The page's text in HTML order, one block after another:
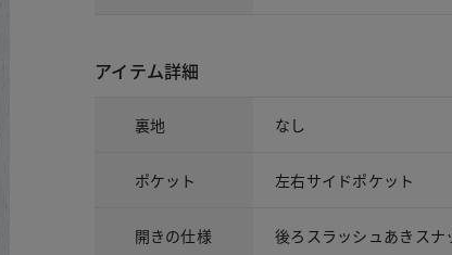
アイテム詳細
裏地 なし
ポケット 左右サイドポケット
開きの仕様 後ろスラッシュあきスナ